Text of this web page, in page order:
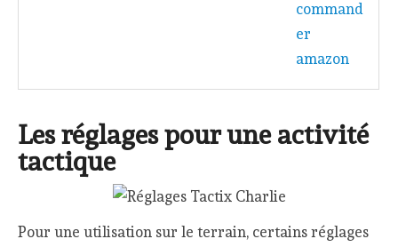
Les réglages pour une activité
tactique
Pour une utilisation sur le terrain, certains réglages